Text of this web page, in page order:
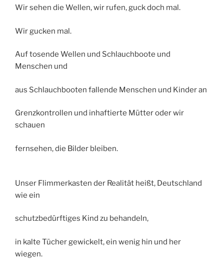
Wir sehen die Wellen, wir rufen, guck doch mal.
Wir gucken mal.
Auf tosende Wellen und Schlauchboote und
Menschen und
aus Schlauchbooten fallende Menschen und Kinder an
Grenzkontrollen und inhaftierte Mütter oder wir
schauen
fernsehen, die Bilder bleiben.
Unser Flimmerkasten der Realität heißt, Deutschland
wie ein
schutzbedürftiges Kind zu behandeln,
in kalte Tücher gewickelt, ein wenig hin und her
wiegen.